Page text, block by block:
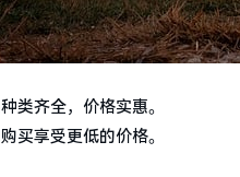
类齐全，价格实惠。
买享受更低的价格。